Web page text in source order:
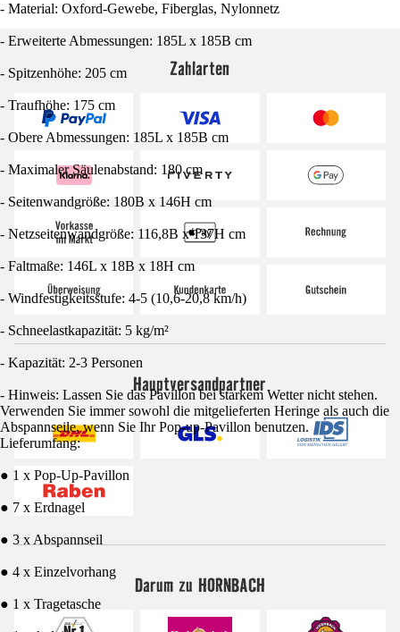
- Material: Oxford-Gewebe, Fiberglas, Nylonnetz
- Erweiterte Abmessungen: 185L x 185B cm
- Spitzenhöhe: 205 cm
- Traufhöhe: 175 cm
- Obere Abmessungen: 185L x 185B cm
- Maximaler Säulenabstand: 180 cm
- Seitenwandgröße: 180B x 146H cm
- Netzseitenwandgröße: 116,8B x 137H cm
- Faltmaße: 146L x 18B x 18H cm
- Windfestigkeitsstufe: 4-5 (10,6-20,8 km/h)
- Schneelastkapazität: 5 kg/m²
- Kapazität: 2-3 Personen
- Hinweis: Lassen Sie das Pavillon bei starkem Wetter nicht stehen.
Verwenden Sie immer sowohl die mitgelieferten Heringe als auch die
Abspannseile, wenn Sie Ihr Pop-up-Pavillon benutzen.
Lieferumfang:
● 1 x Pop-Up-Pavillon
● 7 x Erdnagel
● 3 x Abspannseil
● 4 x Einzelvorhang
● 1 x Tragetasche
Zahlarten
Hauptversandpartner
Darum zu HORNBACH